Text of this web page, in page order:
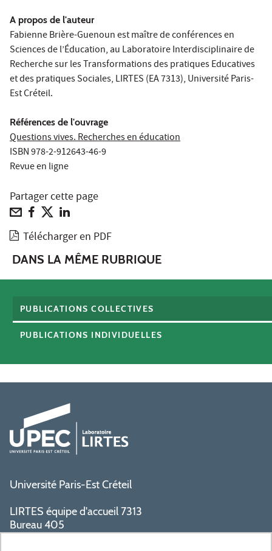
A propos de l'auteur
Fabienne Brière-Guenounest maître de conférences en
Sciences de l’Éducation, au Laboratoire Interdisciplinaire de
Recherche sur les Transformations des pratiques Educatives
et des pratiques Sociales, LIRTES (EA 7313), Université Paris-
Est Créteil.
Références de l'ouvrage
Questions vives. Recherches en éducation
ISBN 978-2-912643-46-9
Revue en ligne
Partager cette page
Télécharger en PDF
DANS LA MÊME RUBRIQUE
PUBLICATIONS COLLECTIVES
PUBLICATIONS INDIVIDUELLES
Université Paris-Est Créteil
LIRTES équipe d'accueil 7313
Bureau 405
Bâtiment La Pyramide